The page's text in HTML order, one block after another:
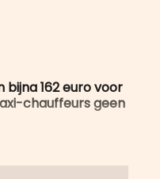
162 euro voor
chauffeurs geen